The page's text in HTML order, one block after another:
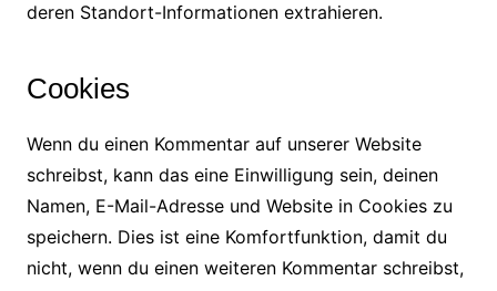
deren Standort-Informationen extrahieren.
Cookies
Wenn du einen Kommentar auf unserer Website
schreibst, kann das eine Einwilligung sein, deinen
Namen, E-Mail-Adresse und Website in Cookies zu
speichern. Dies ist eine Komfortfunktion, damit du
nicht, wenn du einen weiteren Kommentar schreibst,